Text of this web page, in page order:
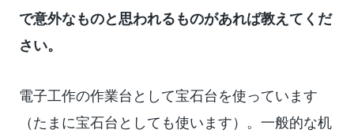
で意外なものと思われるものがあれば教えてくだ
さい。
電子工作の作業台として宝石台を使っています
（たまに宝石台としても使います）。一般的な机